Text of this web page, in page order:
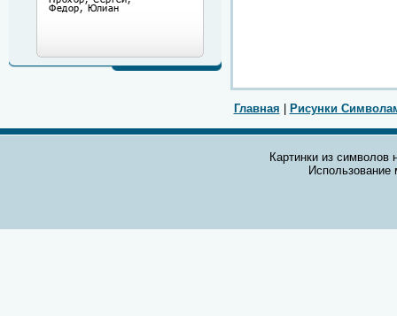
Главная Рисунки
Картинки из символов
Использование